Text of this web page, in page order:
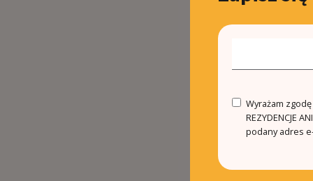
Wyrażam
REZYDENCJE
podany adres